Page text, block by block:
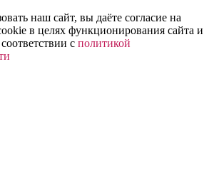
наш сайт, вы даёте согласие на
в целях функционирования сайта и
с политикой